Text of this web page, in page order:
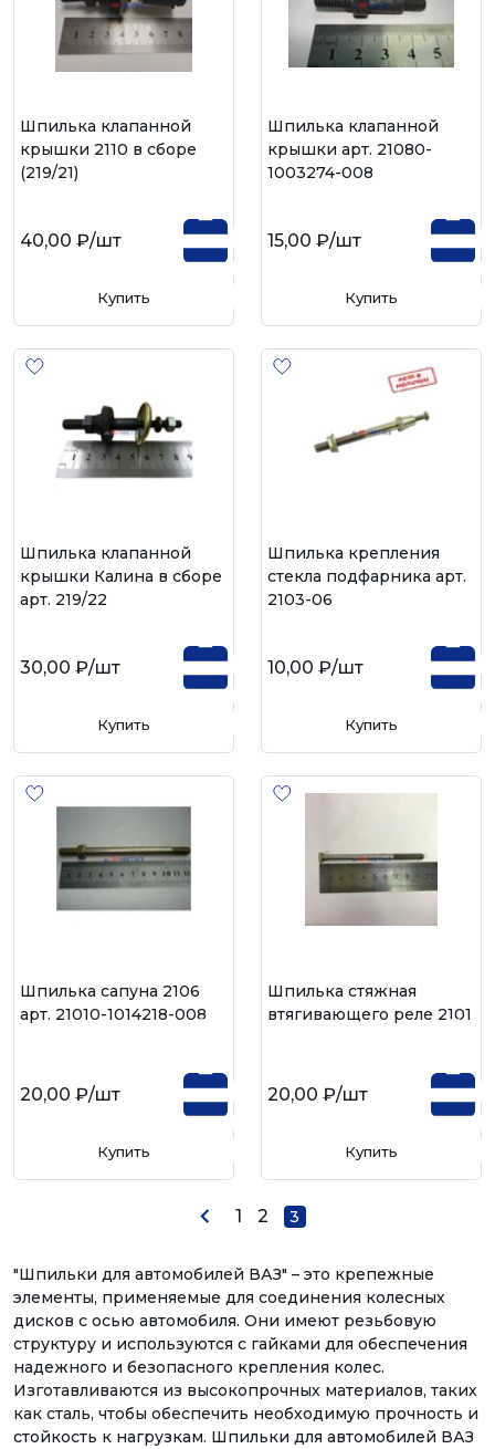
Шпилька клапанной
крышки 2110 в сборе
(219/21)
40,00 ₽/шт
Купить
Шпилька клапанной
крышки арт. 21080-
1003274-008
15,00 ₽/шт
Купить
Шпилька клапанной
крышки Калина в сборе
арт. 219/22
30,00 ₽/шт
Купить
Шпилька крепления
стекла подфарника арт.
2103-06
10,00 ₽/шт
Купить
Шпилька сапуна 2106
арт. 21010-1014218-008
20,00 ₽/шт
Купить
Шпилька стяжная
втягивающего реле 2101
20,00 ₽/шт
Купить
1 2 3
"Шпильки для автомобилей ВАЗ" – это крепежные
элементы, применяемые для соединения колесных
дисков с осью автомобиля. Они имеют резьбовую
структуру и используются с гайками для обеспечения
надежного и безопасного крепления колес.
Изготавливаются из высокопрочных материалов, таких
как сталь, чтобы обеспечить необходимую прочность и
стойкость к нагрузкам. Шпильки для автомобилей ВАЗ